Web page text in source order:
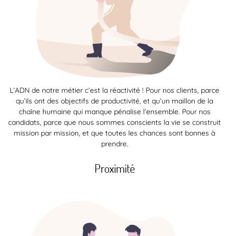
L’ADN de notre métier c’est la réactivité ! Pour nos clients, parce
qu’ils ont des objectifs de productivité, et qu’un maillon de la
chaîne humaine qui manque pénalise l’ensemble. Pour nos
candidats, parce que nous sommes conscients la vie se construit
mission par mission, et que toutes les chances sont bonnes à
prendre.
Proximité